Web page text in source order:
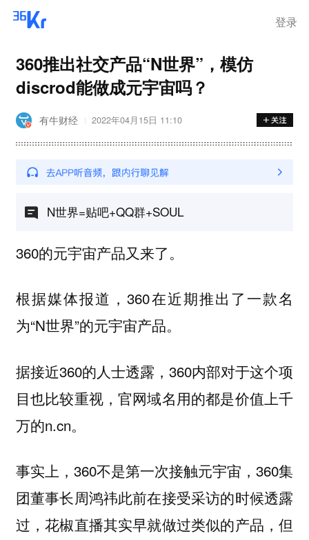
登录
360推出社交产品“N世界”，模仿
discrod能做成元宇宙吗？
有牛财经 2022年04月15日 11:10
N世界=贴吧+QQ群+SOUL
360的元宇宙产品又来了。
根据媒体报道，360在近期推出了一款名
为“N世界”的元宇宙产品。
据接近360的人士透露，360内部对于这个项
目也比较重视，官网域名用的都是价值上千
万的n.cn。
事实上，360不是第一次接触元宇宙，360集
团董事长周鸿祎此前在接受采访的时候透露
过，花椒直播其实早就做过类似的产品，但